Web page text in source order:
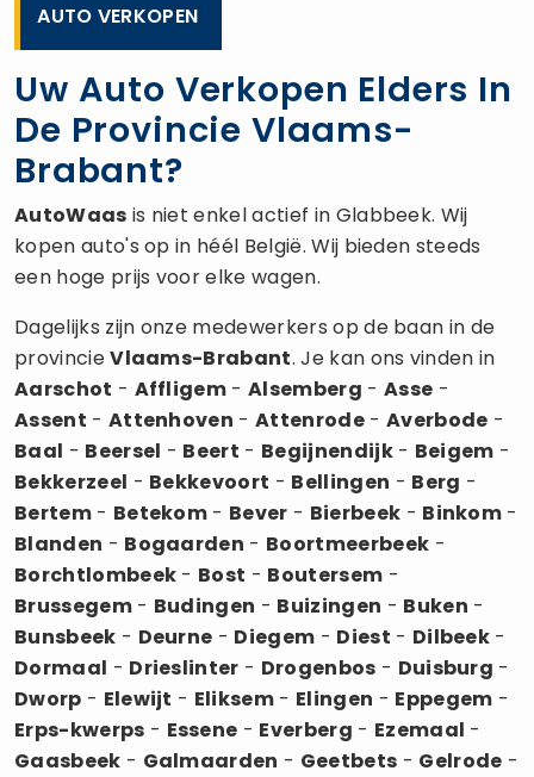
AUTO VERKOPEN
Uw Auto Verkopen Elders In
De Provincie Vlaams-
Brabant?
AutoWaas is niet enkel actief in Glabbeek. Wij
kopen auto's op in héél België. Wij bieden steeds
een hoge prijs voor elke wagen.
Dagelijks zijn onze medewerkers op de baan in de
provincieVlaams-Brabant. Je kan ons vinden in
Aarschot - Affligem -Alsemberg - Asse -
Assent - Attenhoven -Attenrode- Averbode -
Baal - Beersel - Beert - Begijnendijk- Beigem -
Bekkerzeel - Bekkevoort - Bellingen - Berg -
Bertem- Betekom - Bever - Bierbeek - Binkom -
Blanden - Bogaarden - Boortmeerbeek -
Borchtlombeek - Bost - Boutersem -
Brussegem- Budingen - Buizingen - Buken -
Bunsbeek - Deurne - Diegem - Diest - Dilbeek -
Dormaal - Drieslinter - Drogenbos - Duisburg -
Dworp - Elewijt - Eliksem - Elingen - Eppegem -
Erps-kwerps - Essene - Everberg - Ezemaal -
Gaasbeek - Galmaarden - Geetbets - Gelrode -